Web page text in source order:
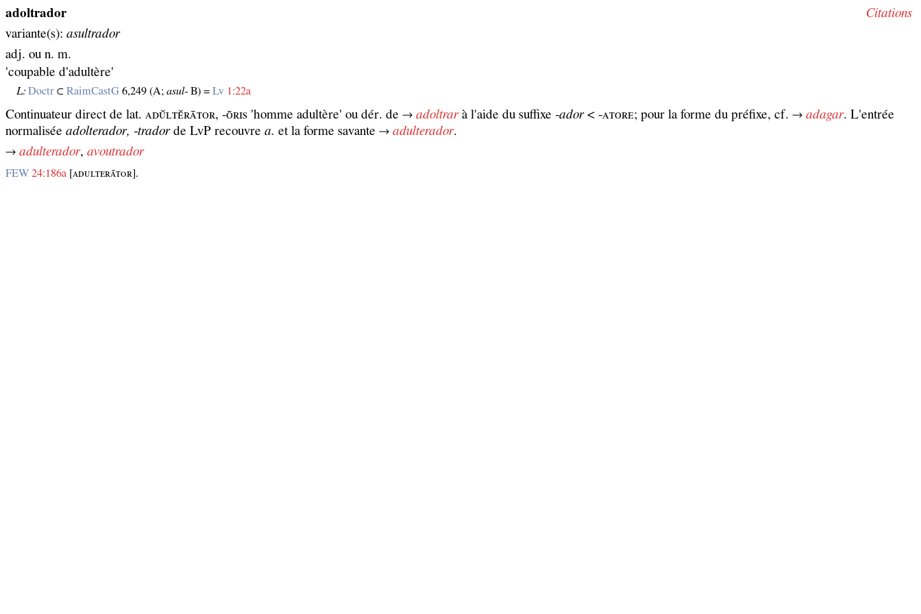
adoltrador
Citations
variante(s): asultrador
adj. ou n. m.
'coupable d'adultère'
L: Doctr ⊂RaimCastG 6,249 (A;asul‑ B) =Lv 1:22a
Continuateur direct de lat. ᴀᴅᴜ̆ʟᴛᴇ̆ʀᴀ̄ᴛᴏʀ, -ᴏ̄ʀɪѕ 'homme adultère' ou dér. de → adoltrarà l'aide du suffixe ‑ador< -ᴀᴛᴏʀᴇ; pour la forme du préfixe, cf. → adagar. L'entrée
normalisée adolterador, ‑tradorde LvP recouvre a. et la forme savante → adulterador.
→ adulterador, avoutrador
FEW 24:186a [ᴀᴅᴜʟᴛᴇʀᴀ̄ᴛᴏʀ].